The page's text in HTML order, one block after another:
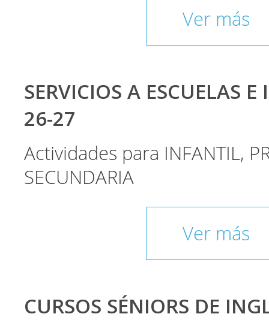
Ver más
SERVICIOS A ESCUELAS
26-27
Actividades para INFANTIL,
SECUNDARIA
Ver más
CURSOS SÉNIORS DE